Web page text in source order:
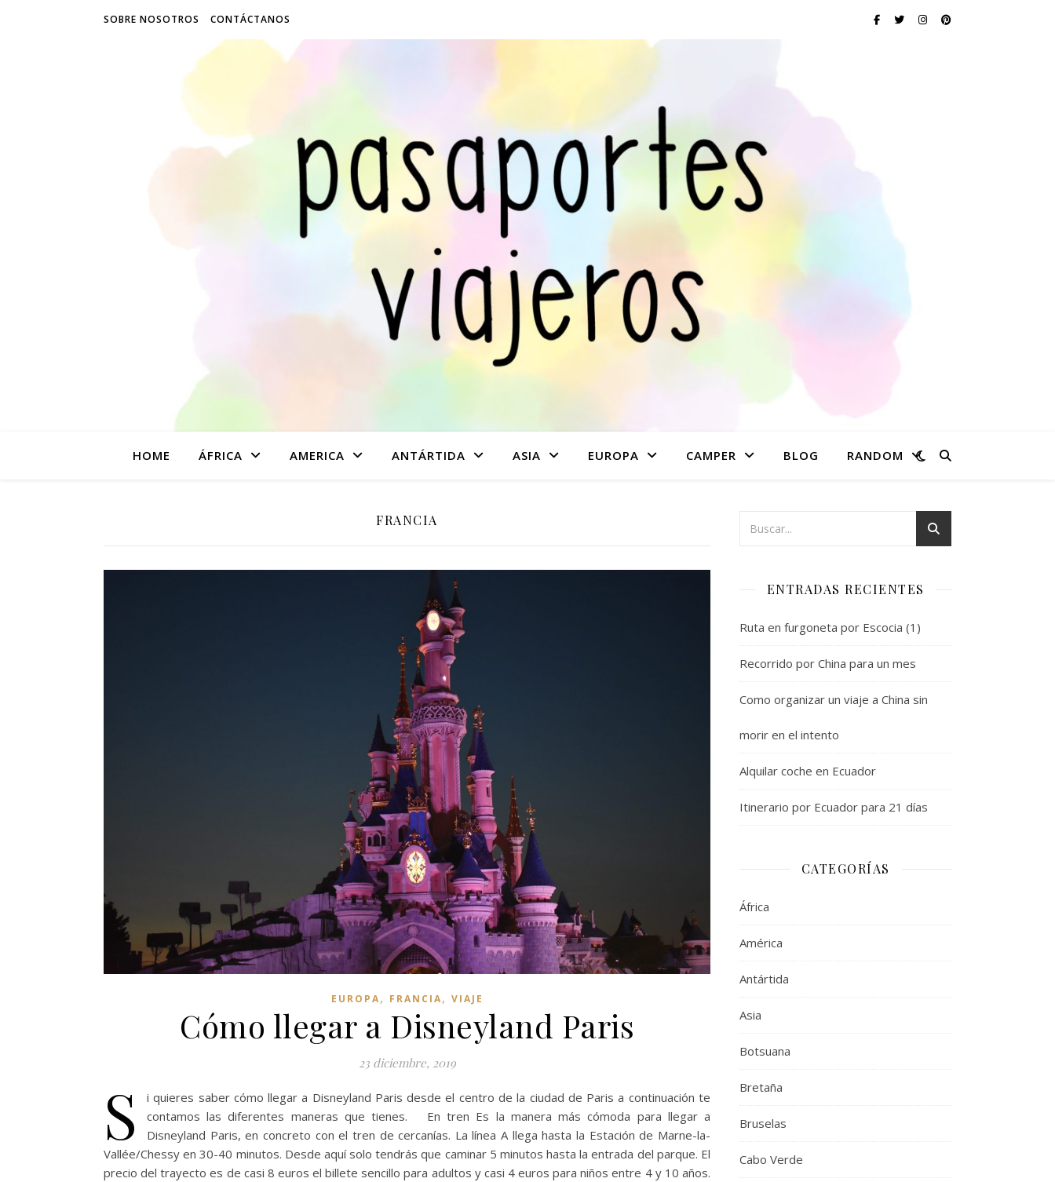
SOBRE NOSOTROS CONTÁCTANOS
HOME ÁFRICA AMERICA ANTÁRTIDA ASIA EUROPA CAMPER BLOG RANDOM
FRANCIA
EUROPA, FRANCIA, VIAJE
Cómo llegar a Disneyland Paris
23 diciembre, 2019
S
i quieres saber cómo llegar a Disneyland Paris desde el centro de la ciudad de Paris a continuación te
contamos las diferentes maneras que tienes. En tren Es la manera más cómoda para llegar a
Disneyland Paris, en concreto con el tren de cercanías. La línea A llega hasta la Estación de Marne-la-
Vallée/Chessy en 30-40 minutos. Desde aquí solo tendrás que caminar 5 minutos hasta la entrada del parque. El
precio del trayecto es de casi 8 euros el billete sencillo para adultos y casi 4 euros para niños entre 4 y 10 años.
ENTRADAS RECIENTES
Ruta en furgoneta por Escocia (1)
Recorrido por China para un mes
Como organizar un viaje a China sin
morir en el intento
Alquilar coche en Ecuador
Itinerario por Ecuador para 21 días
CATEGORÍAS
África
América
Antártida
Asia
Botsuana
Bretaña
Bruselas
Cabo Verde